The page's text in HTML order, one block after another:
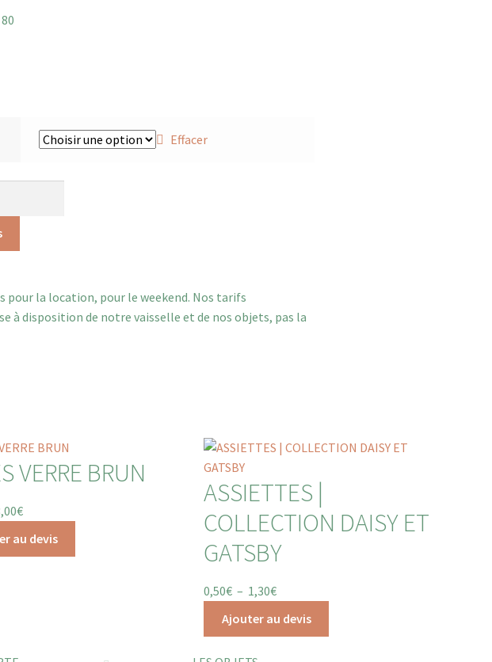
Effacer
pour la location, pour le weekend. Nos tarifs
à disposition de notre vaisselle et de nos objets, pas la
VERRE BRUN
€
au devis
ASSIETTES |
COLLECTION DAISY ET
GATSBY
0,50€ – 1,30€
Ajouter au devis